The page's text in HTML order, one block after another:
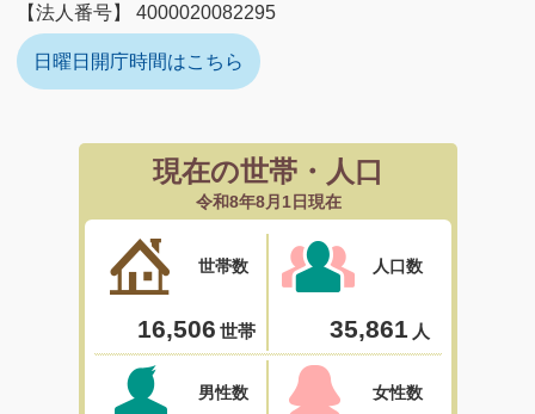
【法人番号】 4000020082295
日曜日開庁時間はこちら